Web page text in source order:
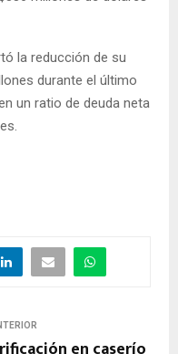
la reducción de su
durante el último
un ratio de deuda neta